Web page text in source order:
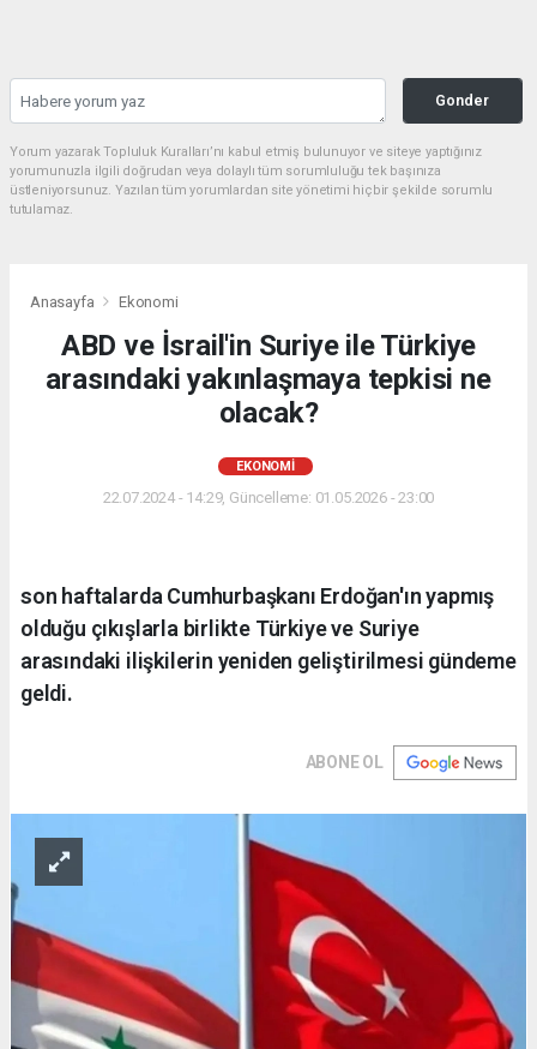
Gonder
Yorum yazarak Topluluk Kuralları’nı kabul etmiş bulunuyor ve siteye yaptığınız
yorumunuzla ilgili doğrudan veya dolaylı tüm sorumluluğu tek başınıza
üstleniyorsunuz. Yazılan tüm yorumlardan site yönetimi hiçbir şekilde sorumlu
tutulamaz.
Anasayfa Ekonomi
ABD ve İsrail'in Suriye ile Türkiye
arasındaki yakınlaşmaya tepkisi ne
olacak?
EKONOMI
22.07.2024 - 14:29, Güncelleme: 01.05.2026 - 23:00
son haftalarda Cumhurbaşkanı Erdoğan'ın yapmış
olduğu çıkışlarla birlikte Türkiye ve Suriye
arasındaki ilişkilerin yeniden geliştirilmesi gündeme
geldi.
ABONE OL